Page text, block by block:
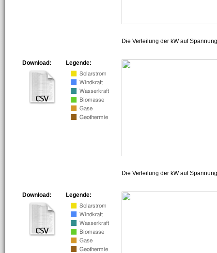
Die Verteilung der kW auf
Legende:
Download:
Die Verteilung der kW auf
Legende:
Download: